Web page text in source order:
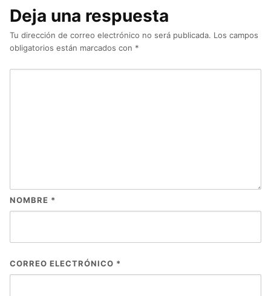
Deja una respuesta
Tu dirección de correo electrónico no será publicada. Los campos
obligatorios están marcados con *
NOMBRE *
CORREO ELECTRÓNICO *